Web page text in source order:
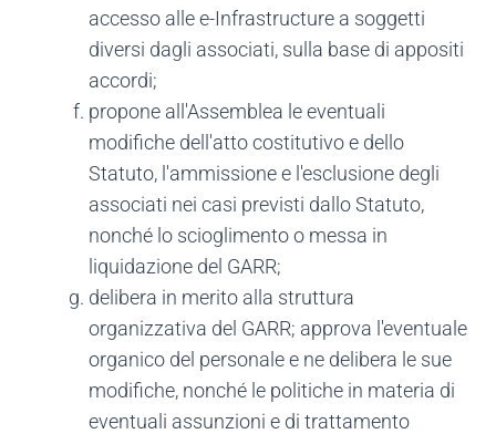
accesso alle e-Infrastructure a soggetti
diversi dagli associati, sulla base di appositi
accordi;
propone all'Assemblea le eventuali
modifiche dell'atto costitutivo e dello
Statuto, l'ammissione e l'esclusione degli
associati nei casi previsti dallo Statuto,
nonché lo scioglimento o messa in
liquidazione del GARR;
delibera in merito alla struttura
organizzativa del GARR; approva l'eventuale
organico del personale e ne delibera le sue
modifiche, nonché le politiche in materia di
eventuali assunzioni e di trattamento